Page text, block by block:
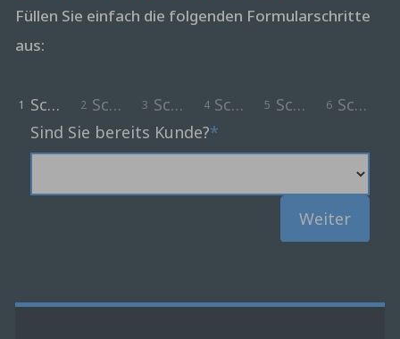
Füllen Sie einfach die folgenden Formularschritte
aus:
1 Schritt 1
2 Schritt 2
3 Schritt 3
4 Schritt 4
5 Schritt 5
6 Schritt
Sind Sie bereits Kunde?
Weiter